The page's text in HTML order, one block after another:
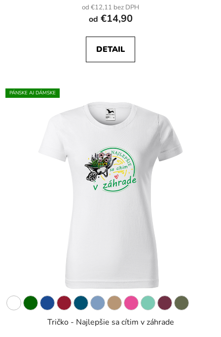
od €12,11 bez DPH
od €14,90
DETAIL
PÁNSKE AJ DÁMSKE
Tričko - Najlepšie sa cítim v záhrade